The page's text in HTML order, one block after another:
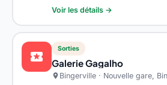
Voir les détails →
local_activity
Sorties
Galerie Gagalho
location_on Bingerville · Nouvelle gare,